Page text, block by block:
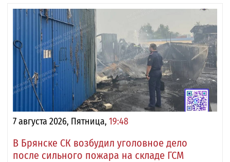
7 августа 2026, Пятница, 19:48
В Брянске СК возбудил уголовное дело
после сильного пожара на складе ГСМ